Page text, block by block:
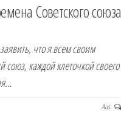
Советского союза
что я всем своим
союз, каждой клеточкой своего
Aus